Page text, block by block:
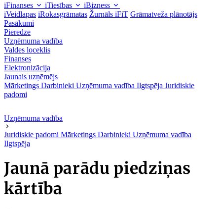
iFinanses iTiesības
iBizness
iVeidlapas iRokasgrāmatas Žurnāls iFiT Grāmatveža plānotājs
Pasākumi
Pieredze
Uzņēmuma vadība
Valdes loceklis
Finanses
Elektronizācija
Jaunais uzņēmējs
Mārketings Darbinieki Uzņēmuma vadība Ilgtspēja Juridiskie
padomi
Uzņēmuma vadība
Juridiskie padomi Mārketings Darbinieki Uzņēmuma vadība
Ilgtspēja
Jaunā parādu piedziņas
kārtība